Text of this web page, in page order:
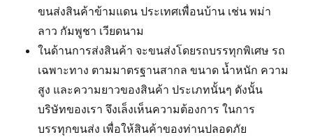
ขนส่งสินค้าข้ามแดน ประเทศเพื่อนบ้าน เช่น พม่า
ลาว กัมพูชา เวียดนาม
ในด้านการส่งสินค้า จะขนส่งโดยรถบรรทุกพิเศษ รถ
เฉพาะทาง ตามมาตรฐานสากล ขนาด น้ำหนัก ความ
สูง และความยาวของสินค้า ประเภทนั้นๆ ดังนั้น
บริษัทของเรา จึงเล็งเห็นความต้องการ ในการ
บรรทุกขนส่ง เพื่อให้สินค้าของท่านปลอดภัย